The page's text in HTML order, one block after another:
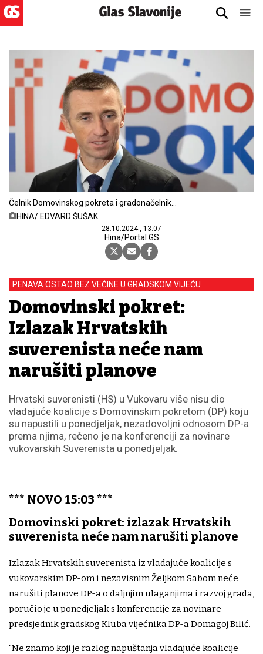
Čelnik Domovinskog pokreta i gradonačelnik
Vukovara Ivan Penava
HINA/ EDVARD ŠUŠAK
28.10.2024., 13:07
Hina/Portal GS
PENAVA OSTAO BEZ VEĆINE U GRADSKOM VIJEĆU
Domovinski pokret:
Izlazak Hrvatskih
suverenista neće nam
narušiti planove
Hrvatski suverenisti (HS) u Vukovaru više nisu dio
vladajuće koalicije s Domovinskim pokretom (DP) koju
su napustili u ponedjeljak, nezadovoljni odnosom DP-a
prema njima, rečeno je na konferenciji za novinare
vukovarskih Suverenista u ponedjeljak.
*** NOVO 15:03 ***
Domovinski pokret: izlazak Hrvatskih
suverenista neće nam narušiti planove
Izlazak Hrvatskih suverenista iz vladajuće koalicije s
vukovarskim DP-om i nezavisnim Željkom Sabom neće
narušiti planove DP-a o daljnjim ulaganjima i razvoj grada,
poručio je u ponedjeljak s konferencije za novinare
predsjednik gradskog Kluba vijećnika DP-a Domagoj Bilić.
"Ne znamo koji je razlog napuštanja vladajuće koalicije